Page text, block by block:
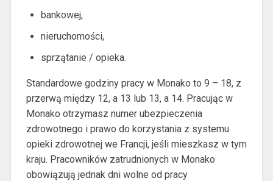
bankowej,
nieruchomości,
sprzątanie / opieka.
Standardowe godziny pracy w Monako to 9 – 18, z
przerwą między 12, a 13 lub 13, a 14. Pracując w
Monako otrzymasz numer ubezpieczenia
zdrowotnego i prawo do korzystania z systemu
opieki zdrowotnej we Francji, jeśli mieszkasz w tym
kraju. Pracowników zatrudnionych w Monako
obowiązują jednak dni wolne od pracy